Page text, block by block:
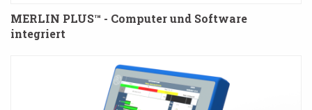
MERLIN PLUS™ - Computer und Software
integriert